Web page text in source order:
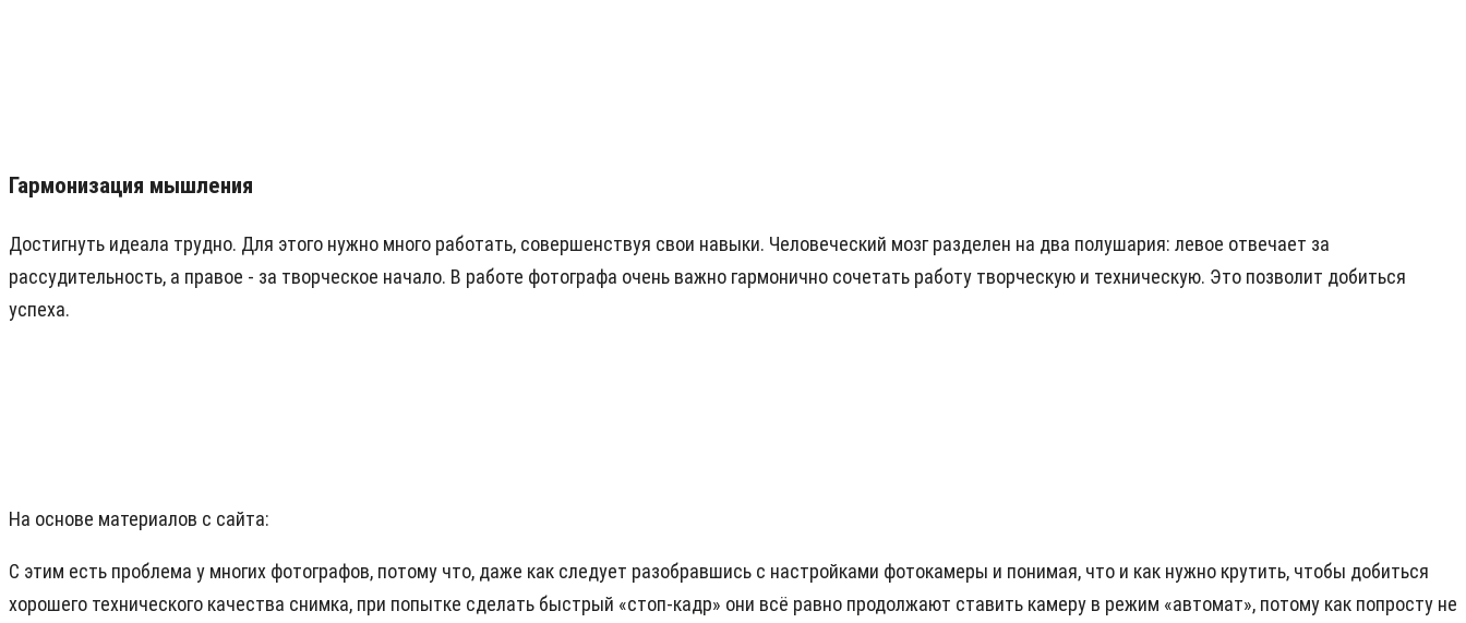
Гармонизация мышления
Достигнуть идеала трудно. Для этого нужно много работать, совершенствуя свои навыки. Человеческий мозг разделен на два полушария: левое отвечает за
рассудительность, а правое - за творческое начало. В работе фотографа очень важно гармонично сочетать работу творческую и техническую. Это позволит добиться
успеха.
На основе материалов с сайта:
С этим есть проблема у многих фотографов, потому что, даже как следует разобравшись с настройками фотокамеры и понимая, что и как нужно крутить, чтобы добиться
хорошего технического качества снимка, при попытке сделать быстрый «стоп-кадр» они всё равно продолжают ставить камеру в режим «автомат», потому как попросту не